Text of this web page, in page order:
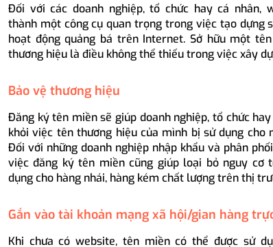
Đối với các doanh nghiệp, tổ chức hay cá nhân,
thành một công cụ quan trọng trong việc tạo dựng
hoạt động quảng bá trên Internet. Sở hữu một
thương hiệu là điều không thể thiếu trong việc xây
Bảo vệ thương hiệu
Đăng ký tên miền sẽ giúp doanh nghiệp, tổ chức
khỏi việc tên thương hiệu của mình bị sử dụng cho
Đối với những doanh nghiệp nhập khẩu và phân
việc đăng ký tên miền cũng giúp loại bỏ nguy cơ
dụng cho hàng nhái, hàng kém chất lượng trên thị
Gắn vào tài khoản mạng xã hội/gian hàng
Khi chưa có website, tên miền có thể được sử